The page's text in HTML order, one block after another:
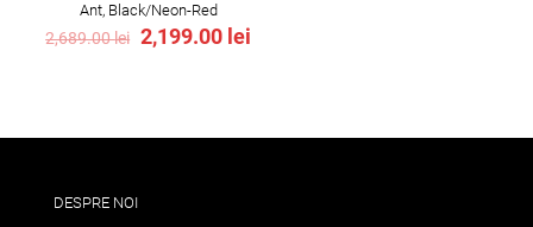
Ant, Black/Neon-Red
2,689.00lei Original
2,199.00 lei
DESPRE NOI